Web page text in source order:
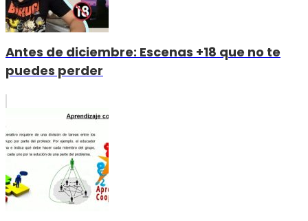
Antes de diciembre: Escenas +18 que no te
puedes perder